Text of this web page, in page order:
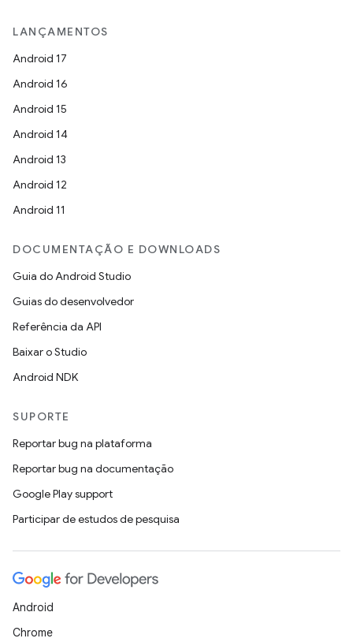
LANÇAMENTOS
Android 17
Android 16
Android 15
Android 14
Android 13
Android 12
Android 11
DOCUMENTAÇÃO E DOWNLOADS
Guia do Android Studio
Guias do desenvolvedor
Referência da API
Baixar o Studio
Android NDK
SUPORTE
Reportar bug na plataforma
Reportar bug na documentação
Google Play support
Participar de estudos de pesquisa
Android
Chrome